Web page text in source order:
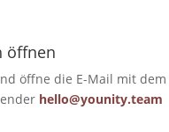
öffnen
öffne die E-Mail mit dem
hello@younity.team